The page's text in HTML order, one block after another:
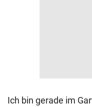
Ich bin gerade im